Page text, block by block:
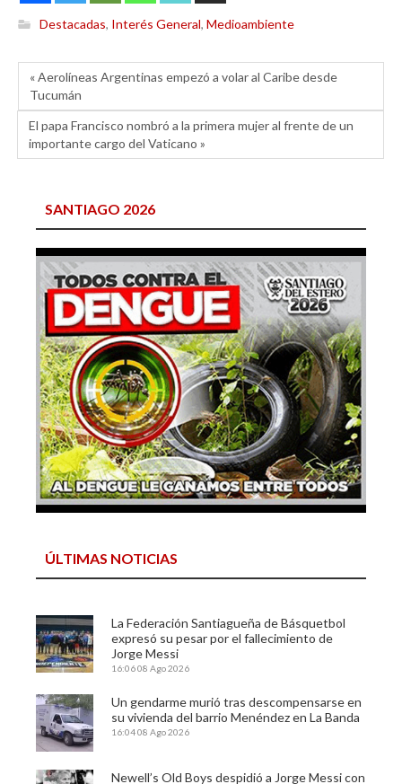
Destacadas, Interés General, Medioambiente
« Aerolíneas Argentinas empezó a volar al Caribe desde
Tucumán
El papa Francisco nombró a la primera mujer al frente de un
importante cargo del Vaticano »
SANTIAGO 2026
ÚLTIMAS NOTICIAS
La Federación Santiagueña de Básquetbol
expresó su pesar por el fallecimiento de
Jorge Messi
16:0608 Ago 2026
Un gendarme murió tras descompensarse en
su vivienda del barrio Menéndez en La Banda
16:0408 Ago 2026
Newell’s Old Boys despidió a Jorge Messi con